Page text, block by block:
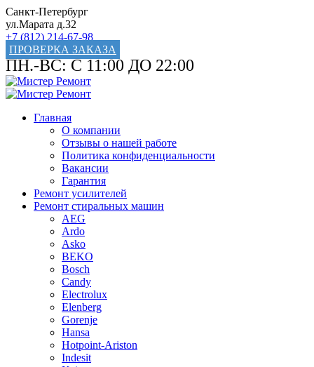
Санкт-Петербург
ул.Марата д.32
+7 (812) 214-67-98
ПРОВЕРКА ЗАКАЗА
ПН.-ВС: С 11:00 ДО 22:00
Главная
О компании
Отзывы о нашей работе
Политика конфиденциальности
Вакансии
Гарантия
Ремонт усилителей
Ремонт стиральных машин
AEG
Ardo
Asko
BEKO
Bosch
Candy
Electrolux
Elenberg
Gorenje
Hansa
Hotpoint-Ariston
Indesit